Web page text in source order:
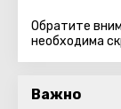
Обратите
необходима
Важно